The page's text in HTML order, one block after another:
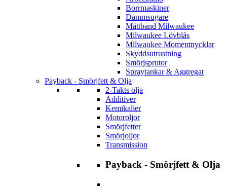
Borrmaskiner
Dammsugare
Måttband Milwaukee
Milwaukee Lövblås
Milwaukee Momentnycklar
Skyddsutrustning
Smörjsprutor
Spraytankar & Aggregat
Payback - Smörjfett & Olja
2-Takts olja
Additiver
Kemikalier
Motoroljor
Smörjfetter
Smörjoljor
Transmission
Payback - Smörjfett & Olja